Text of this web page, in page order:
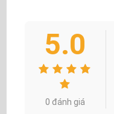
5.0
0 đánh giá